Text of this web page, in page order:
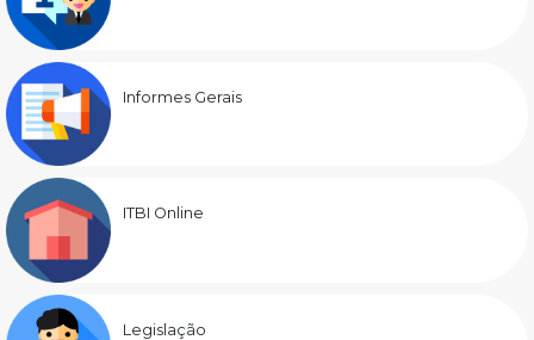
Informes Gerais
ITBI Online
Legislação